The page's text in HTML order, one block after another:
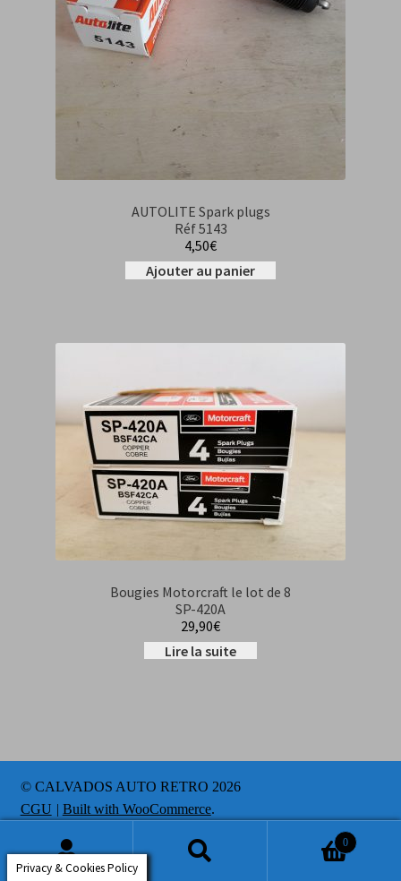
AUTOLITE Spark plugs
Réf 5143
4,50€
Ajouter au panier
Bougies Motorcraft le lot de 8
SP-420A
29,90€
Lire la suite
© CALVADOS AUTO RETRO 2026
CGU
Built with WooCommerce.
Recherche
Recherche
0
Privacy & Cookies Policy